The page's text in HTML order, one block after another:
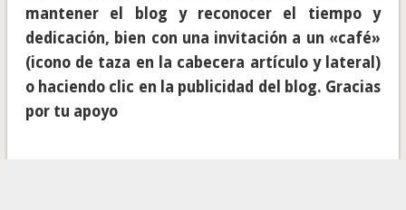
mantener el blog y reconocer el tiempo y
dedicación, bien con una invitación a un «café»
(icono de taza en la cabecera artículo y lateral)
o haciendo clic en la publicidad del blog. Gracias
por tu apoyo